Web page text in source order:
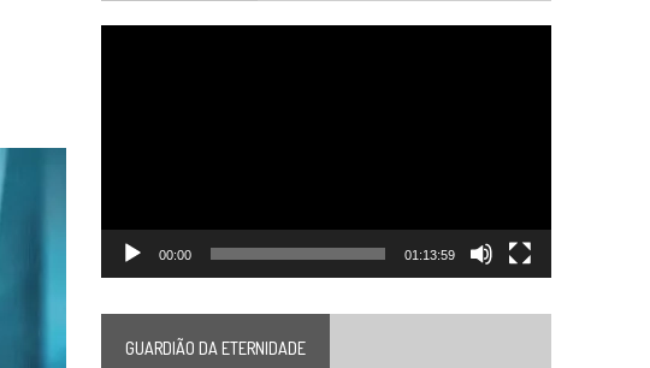
00:00 01:13:59
GUARDIÃO DA ETERNIDADE